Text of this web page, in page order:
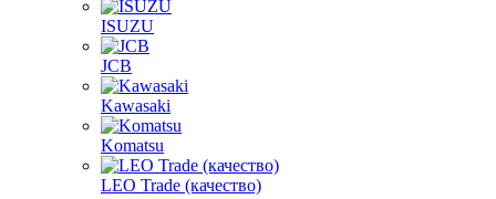
ISUZU
JCB
Kawasaki
Komatsu
LEO Trade (качество)